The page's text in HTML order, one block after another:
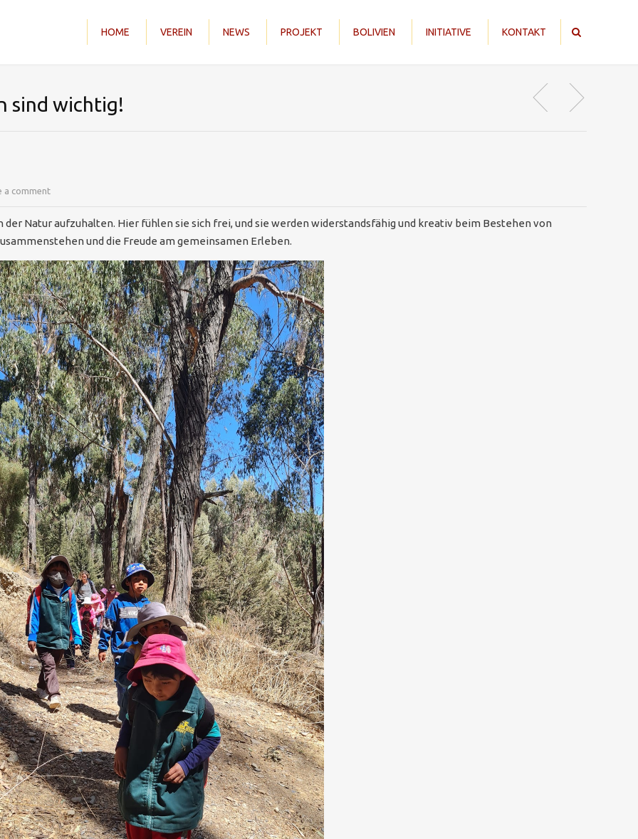
HOME VEREIN NEWS PROJEKT BOLIVIEN INITIATIVE KONTAKT
sind wichtig!
a comment
der Natur aufzuhalten. Hier fühlen sie sich frei, und sie werden widerstandsfähig und kreativ beim Bestehen von
und die Freude am gemeinsamen Erleben.